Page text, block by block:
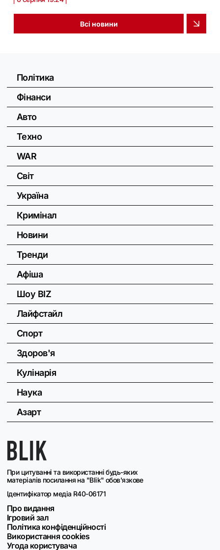
Всі новини
При цитуванні та використанні будь-яких
матеріалів посилання на "Blik" обов'язкове
Ідентифікатор медіа R40-06171
Про видання
Ігровий зал
Політика конфіденційності
Використання cookies
Угода користувача
Політика
Фінанси
Авто
Техно
WAR
Світ
Україна
Кримінал
Новини
Тренди
Афіша
Шоу BIZ
Лайфстайл
Спорт
Здоров'я
Кулінарія
Наука
Азарт